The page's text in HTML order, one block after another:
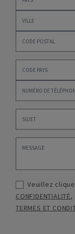
Veuillez
CONFIDENTIALITÉ,
TERMES ET